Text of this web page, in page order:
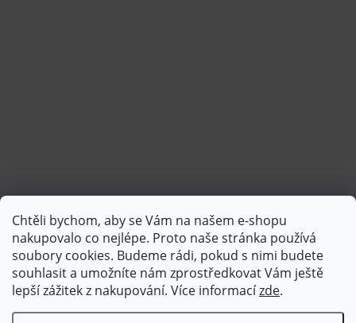
Chtěli bychom, aby se Vám na našem e-shopu
nakupovalo co nejlépe. Proto naše stránka používá
soubory cookies. Budeme rádi, pokud s nimi budete
souhlasit a umožníte nám zprostředkovat Vám ještě
lepší zážitek z nakupování. Více informacízde.
Sledovat na Instagramu